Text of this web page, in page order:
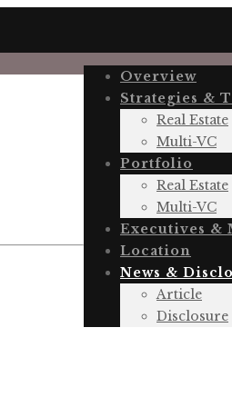
Overview
Strategies &
Real Estate
Multi-VC
Portfolio
Real Estate
Multi-VC
Executives &
Location
News &
Article
Disclosure